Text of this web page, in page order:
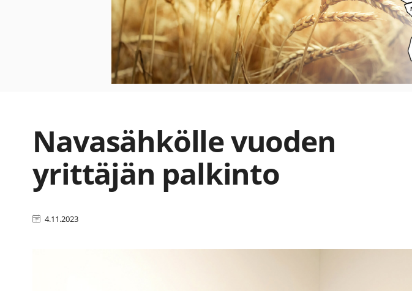
Navasähkölle vuoden
yrittäjän palkinto
4.11.2023